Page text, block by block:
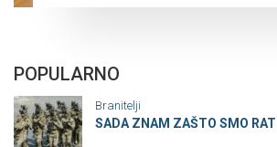
POPULARNO
Branitelji
SADA ZNAM ZAŠTO SMO